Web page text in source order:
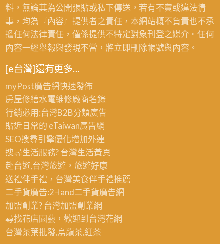
料，無論其為公開張貼或私下傳送，若有不實或違法情
事，均為『內容』提供者之責任，本網站概不負責也不承
擔任何法律責任，僅係提供不特定對象刊登之媒介。任何
內容一經舉報與發現不當，將立即刪除帳號與內容。
[e台灣]還有更多…
myPost廣告網快速發佈
房屋修繕水電維修廠商名錄
行銷必用:台灣B2B分類廣告
貼近日常的 eTaiwan廣告網
SEO搜尋引擎優化增加外連
搜尋生活服務? 台灣生活黃頁
赴台遊,台灣旅遊，旅遊好康
送禮伴手禮，台灣美食伴手禮推薦
二手貨廣告:2Hand二手貨廣告網
加盟創業? 台灣加盟創業網
尋找花店園藝，歡迎到 台灣花網
台灣茶葉批發,烏龍茶,紅茶